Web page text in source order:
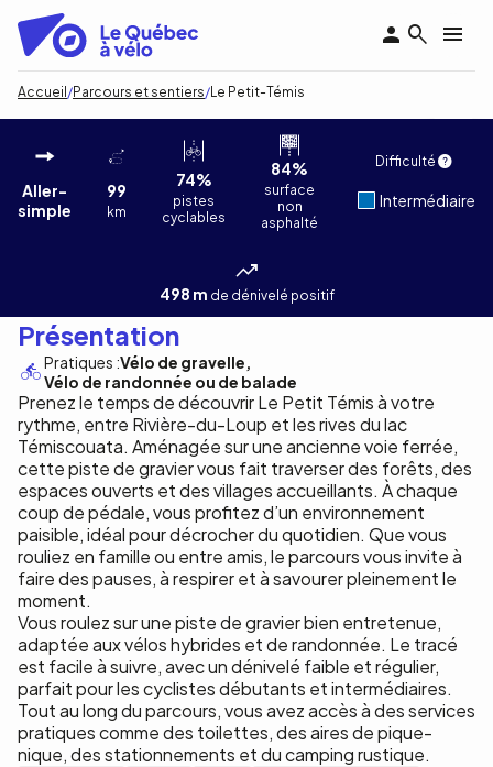
contenu
principal
Fil
Accueil Parcours et sentiers Le Petit-Témis
Le Petit-Témis
Aller-
simple
99
km
74%
pistes
cyclables
84%
surface
non
asphalté
Difficulté
Intermédiaire
498 m de dénivelé positif
Présentation
Pratiques :Vélo de gravelle
Vélo de randonnée ou de balade
Prenez le temps de découvrir Le Petit Témis à votre
rythme, entre Rivière-du-Loup et les rives du lac
Témiscouata. Aménagée sur une ancienne voie ferrée,
cette piste de gravier vous fait traverser des forêts, des
espaces ouverts et des villages accueillants. À chaque
coup de pédale, vous profitez d’un environnement
paisible, idéal pour décrocher du quotidien. Que vous
rouliez en famille ou entre amis, le parcours vous invite à
faire des pauses, à respirer et à savourer pleinement le
moment.
Vous roulez sur une piste de gravier bien entretenue,
adaptée aux vélos hybrides et de randonnée. Le tracé
est facile à suivre, avec un dénivelé faible et régulier,
parfait pour les cyclistes débutants et intermédiaires.
Tout au long du parcours, vous avez accès à des services
pratiques comme des toilettes, des aires de pique-
nique, des stationnements et du camping rustique.